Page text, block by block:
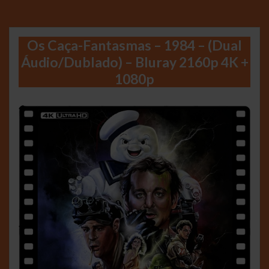
Os Caça-Fantasmas – 1984 – (Dual
Áudio/Dublado) – Bluray 2160p 4K +
1080p